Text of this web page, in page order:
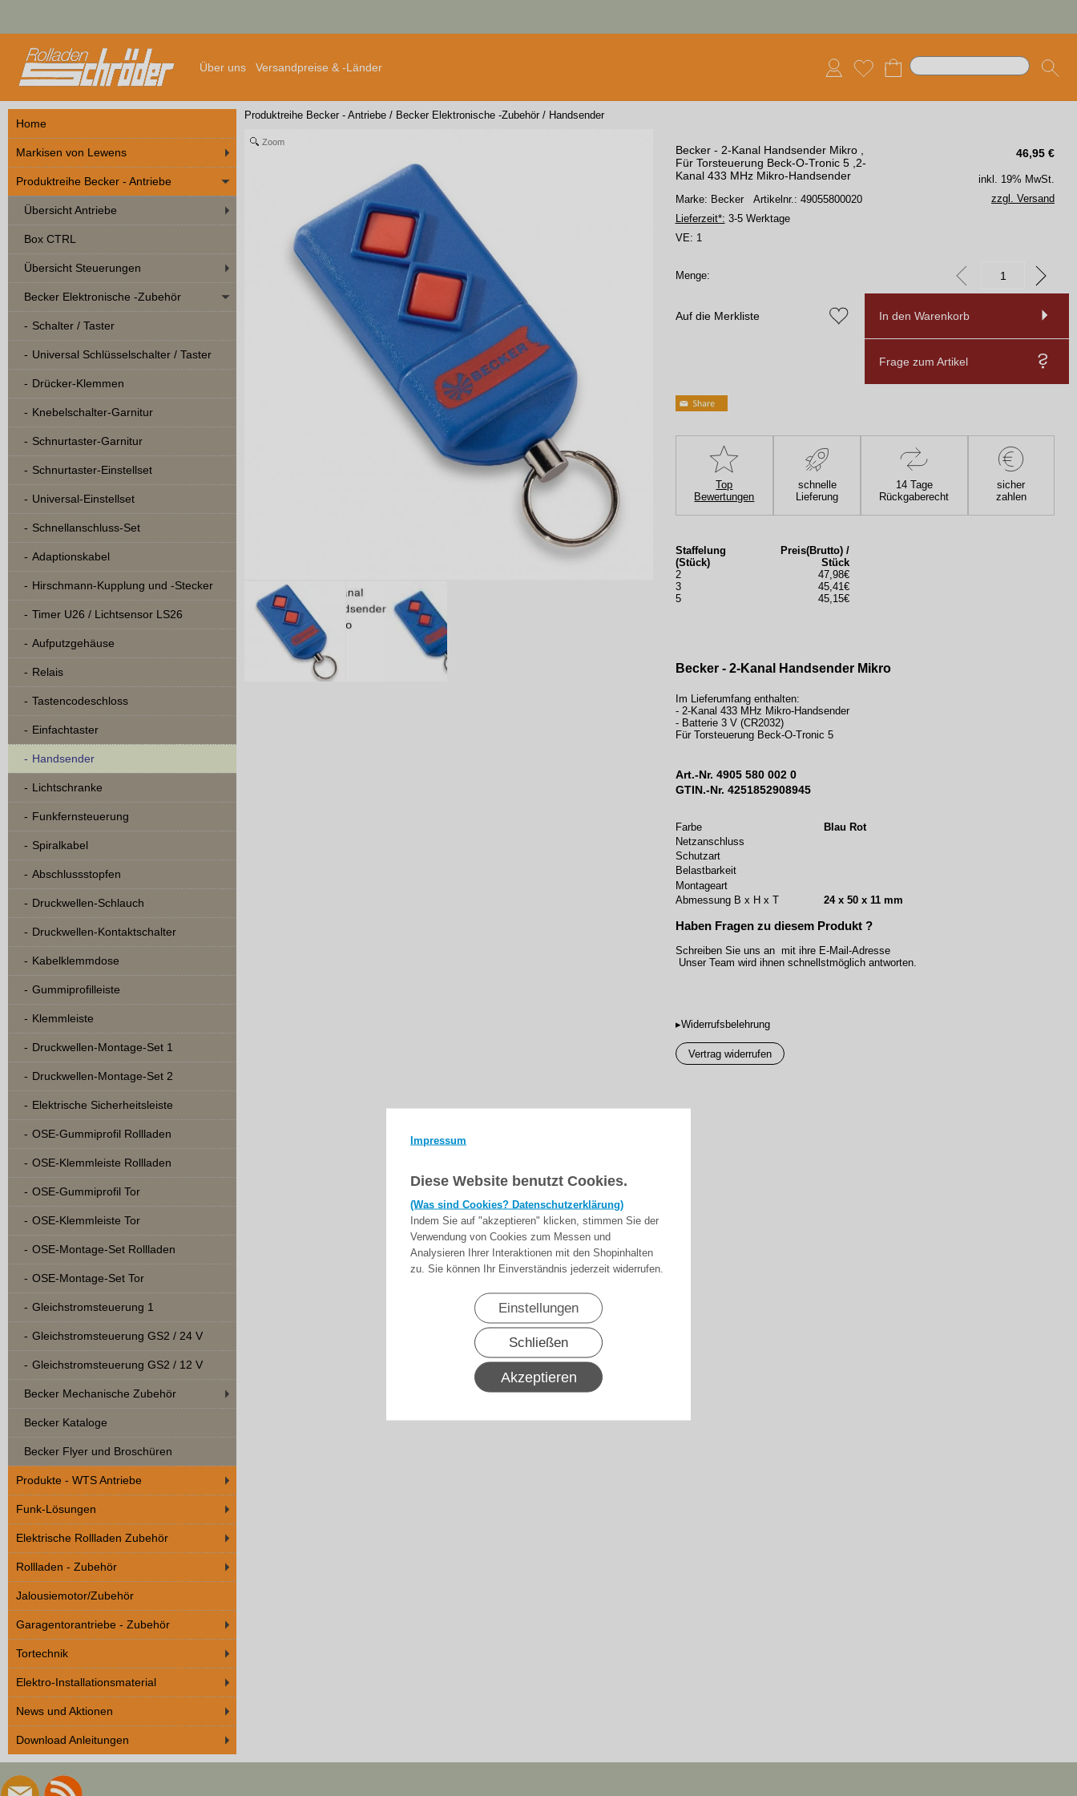
Impressum
Diese Website benutzt Cookies.
(Was sind Cookies? Datenschutzerklärung)
Indem Sie auf "akzeptieren" klicken, stimmen Sie der
Verwendung von Cookies zum Messen und
Analysieren Ihrer Interaktionen mit den Shopinhalten
zu. Sie können Ihr Einverständnis jederzeit widerrufen.
Einstellungen
Schließen
Akzeptieren
Über uns Versandpreise & -Länder
Home
Markisen von Lewens
Produktreihe Becker - Antriebe
Übersicht Antriebe
Box CTRL
Übersicht Steuerungen
Becker Elektronische -Zubehör
Schalter / Taster
Universal Schlüsselschalter / Taster
Drücker-Klemmen
Knebelschalter-Garnitur
Schnurtaster-Garnitur
Schnurtaster-Einstellset
Universal-Einstellset
Schnellanschluss-Set
Adaptionskabel
Hirschmann-Kupplung und -Stecker
Timer U26 / Lichtsensor LS26
Aufputzgehäuse
Relais
Tastencodeschloss
Einfachtaster
Handsender
Lichtschranke
Funkfernsteuerung
Spiralkabel
Abschlussstopfen
Druckwellen-Schlauch
Druckwellen-Kontaktschalter
Kabelklemmdose
Gummiprofilleiste
Klemmleiste
Druckwellen-Montage-Set 1
Druckwellen-Montage-Set 2
Elektrische Sicherheitsleiste
OSE-Gummiprofil Rollladen
OSE-Klemmleiste Rollladen
OSE-Gummiprofil Tor
OSE-Klemmleiste Tor
OSE-Montage-Set Rollladen
OSE-Montage-Set Tor
Gleichstromsteuerung 1
Gleichstromsteuerung GS2 / 24 V
Gleichstromsteuerung GS2 / 12 V
Becker Mechanische Zubehör
Becker Kataloge
Becker Flyer und Broschüren
Produkte - WTS Antriebe
Funk-Lösungen
Elektrische Rollladen Zubehör
Rollladen - Zubehör
Jalousiemotor/Zubehör
Garagentorantriebe - Zubehör
Tortechnik
Elektro-Installationsmaterial
News und Aktionen
Download Anleitungen
Produktreihe Becker - Antriebe / Becker Elektronische -Zubehör / Handsender
Zoom
46,95 €
Becker - 2-Kanal Handsender Mikro ,
Für Torsteuerung Beck-O-Tronic 5 ,2-
Kanal 433 MHz Mikro-Handsender
Marke: Becker Artikelnr.: 49055800020
Lieferzeit*: 3-5 Werktage
VE: 1
inkl. 19% MwSt.
zzgl. Versand
Menge:
Auf die Merkliste In den Warenkorb
Frage zum Artikel
Top
Bewertungen
schnelle
Lieferung
14 Tage
Rückgaberecht
sicher
zahlen
Staffelung
(Stück)
Preis(Brutto) /
Stück
2
47,98€
3
45,41€
5
45,15€
Becker - 2-Kanal Handsender Mikro
Im Lieferumfang enthalten:
- 2-Kanal 433 MHz Mikro-Handsender
- Batterie 3 V (CR2032)
Für Torsteuerung Beck-O-Tronic 5
Art.-Nr. 4905 580 002 0
GTIN.-Nr. 4251852908945
Farbe
Blau Rot
Netzanschluss
Schutzart
Belastbarkeit
Montageart
Abmessung B x H x T
24 x 50 x 11 mm
Haben Fragen zu diesem Produkt ?
Schreiben Sie uns an mit ihre E-Mail-Adresse
Unser Team wird ihnen schnellstmöglich antworten.
▸Widerrufsbelehrung
Vertrag widerrufen